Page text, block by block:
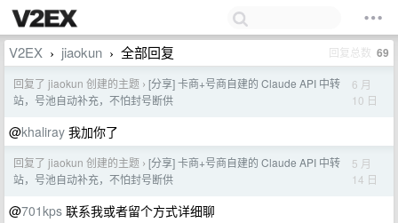
V2EX › jiaokun › 全部回复 回复总数 69
回复了 jiaokun 创建的主题 › [分享] 卡商+号商自建的 Claude API 中转
站，号池自动补充，不怕封号断供
6 月
10 日
@khaliray 我加你了
回复了 jiaokun 创建的主题 › [分享] 卡商+号商自建的 Claude API 中转
站，号池自动补充，不怕封号断供
5 月
14 日
@701kps 联系我或者留个方式详细聊